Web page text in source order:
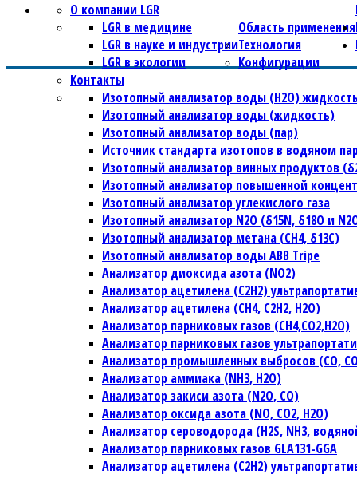
О компании LGR
Область применения
LGR в медицине
LGR в науке и индустрии
LGR в экологии
Технология
Конфигурации
Контакты
Изотопный анализатор воды (Н2О)
Изотопный анализатор воды (жидкость)
Изотопный анализатор воды (пар)
Источник стандарта изотопов в водяном
Изотопный анализатор винных продуктов
Изотопный анализатор повышенной
Изотопный анализатор углекислого газа
Изотопный анализатор N2O (δ15N, δ18O и
Изотопный анализатор метана (CH4, δ13C)
Изотопный анализатор воды ABB Tripe
Анализатор диоксида азота (NO2)
Анализатор ацетилена (C2H2)
Анализатор ацетилена (CH4, C2H2, H2O)
Анализатор парниковых газов (CH4,CO2,H2O)
Анализатор парниковых газов
Анализатор промышленных выбросов (CO,
Анализатор аммиака (NH3, H2O)
Анализатор закиси азота (N2O, CO)
Анализатор оксида азота (NO, CO2, H2O)
Анализатор сероводорода (H2S, NH3,
Анализатор парниковых газов GLA131-GGA
Анализатор ацетилена (C2H2)